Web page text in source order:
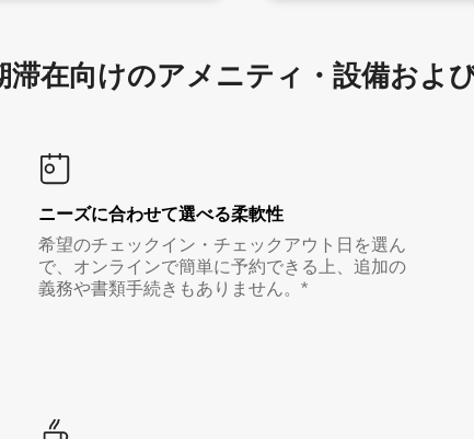
滞在向け⁠のア⁠メ⁠ニ⁠テ⁠ィ⁠・設⁠備⁠およ
ニーズに合わせて選べる柔軟性
希望のチェックイン・チェックアウト日を選ん
で、オンラインで簡単に予約できる上、追加の
義務や書類手続きもありません。*